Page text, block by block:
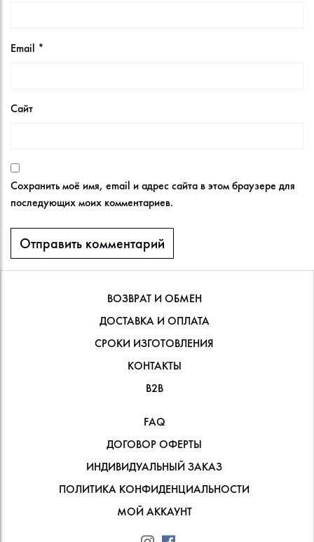
Email *
Сайт
Сохранить моё имя, email и адрес сайта в этом браузере для
последующих моих комментариев.
ВОЗВРАТ И ОБМЕН
ДОСТАВКА И ОПЛАТА
СРОКИ ИЗГОТОВЛЕНИЯ
КОНТАКТЫ
В2В
FAQ
ДОГОВОР ОФЕРТЫ
ИНДИВИДУАЛЬНЫЙ ЗАКАЗ
ПОЛИТИКА КОНФИДЕНЦИАЛЬНОСТИ
МОЙ АККАУНТ